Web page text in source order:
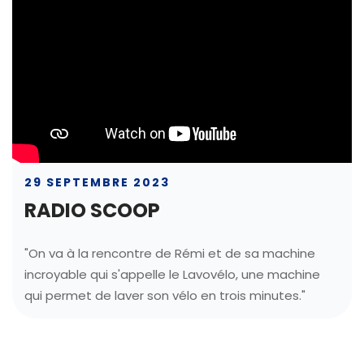
29 SEPTEMBRE 2023
RADIO SCOOP
"On va à la rencontre de Rémi et de sa machine
incroyable qui s'appelle le Lavovélo, une machine
qui permet de laver son vélo en trois minutes."